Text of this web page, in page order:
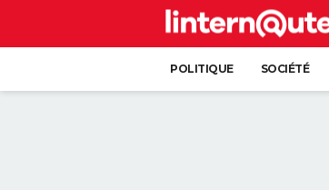
POLITIQUE SOCIÉTÉ